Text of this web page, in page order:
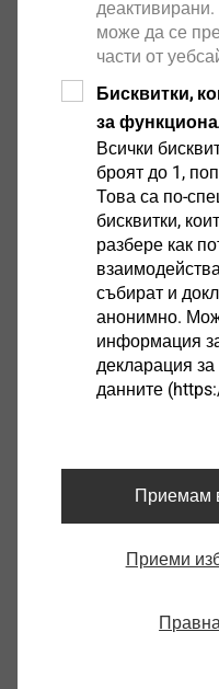
Тенденцията
изследвания и
специално в
специално значение
на използваните
приложения в
термопластиката.
разработи винта
отговаря на тези
иновативен
термопластичния
предлага същата
PT®P с едни
същия от стомана.
деактивирани.
може да се
части от
Бисквитки,
за
Всички
броят до 1,
Това са по-
бисквитки,
разбере как
събират и
анонимно.
информация
декларация
данните
Приемам
Приеми